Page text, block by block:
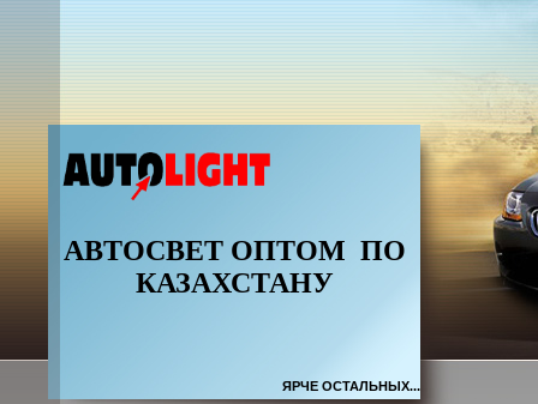
АВТОСВЕТ ОПТОМ ПО
КАЗАХСТАНУ
ЯРЧЕ ОСТАЛЬНЫХ...